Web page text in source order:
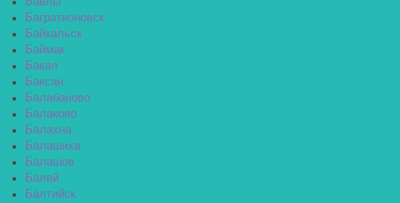
Багратионовск
Байкальск
Баймак
Бакал
Баксан
Балабаново
Балаково
Балахна
Балашиха
Балашов
Балей
Балтийск